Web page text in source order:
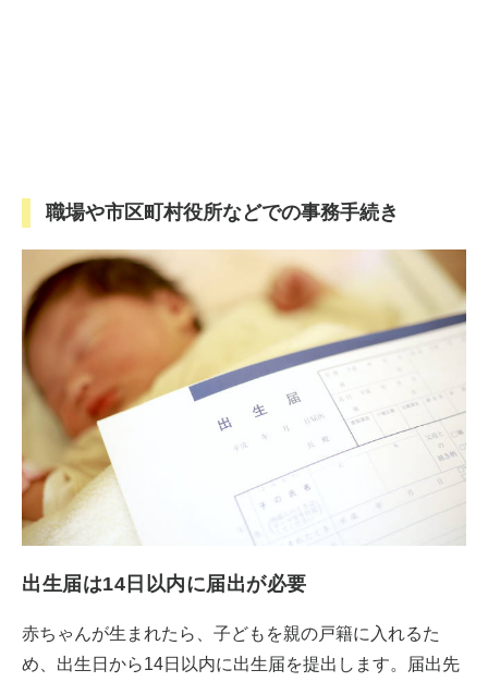
職場や市区町村役所などでの事務手続き
出生届は14日以内に届出が必要
赤ちゃんが生まれたら、子どもを親の戸籍に入れるた
め、出生日から14日以内に出生届を提出します。届出先